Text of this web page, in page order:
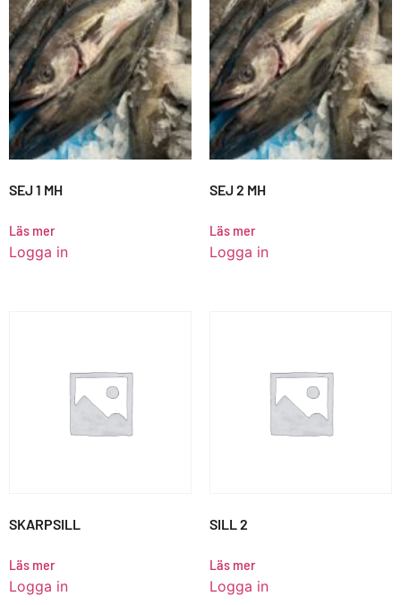
SEJ 1 MH
Läs mer
Logga in
SEJ 2 MH
Läs mer
Logga in
SKARPSILL
Läs mer
Logga in
SILL 2
Läs mer
Logga in